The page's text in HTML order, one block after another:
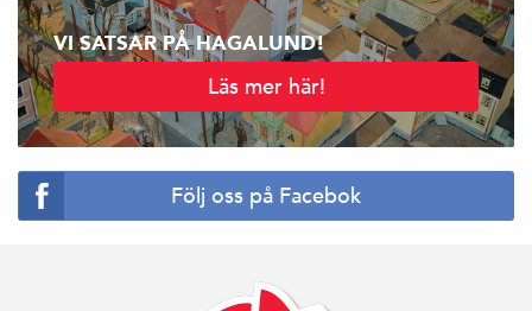
VI SATSAR PÅ HAGALUND!
Läs mer här!
Följ oss på Facebok